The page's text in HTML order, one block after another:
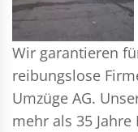
Wir garantieren
reibungslose
Umzüge AG.
mehr als 35